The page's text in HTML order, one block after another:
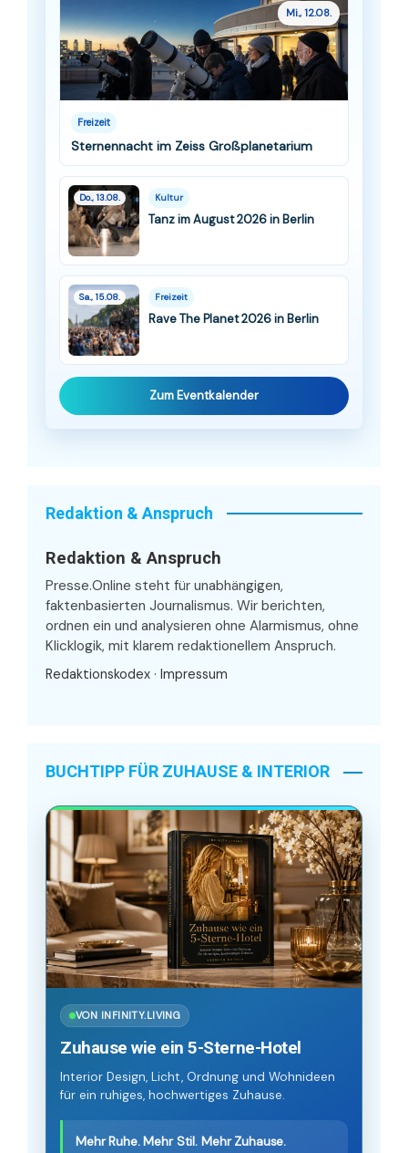
Mi., 12.08.
Freizeit
Sternennacht im Zeiss Großplanetarium
Do., 13.08. Kultur
Tanz im August 2026 in Berlin
Sa., 15.08. Freizeit
Rave The Planet 2026 in Berlin
Zum Eventkalender
Redaktion & Anspruch
Redaktion & Anspruch
Presse.Online steht für unabhängigen,
faktenbasierten Journalismus. Wir berichten,
ordnen ein und analysieren ohne Alarmismus, ohne
Klicklogik, mit klarem redaktionellem Anspruch.
Redaktionskodex · Impressum
BUCHTIPP FÜR ZUHAUSE & INTERIOR
VON INFINITY.LIVING
Zuhause wie ein 5-Sterne-Hotel
Interior Design, Licht, Ordnung und Wohnideen
für ein ruhiges, hochwertiges Zuhause.
Mehr Ruhe. Mehr Stil. Mehr Zuhause.